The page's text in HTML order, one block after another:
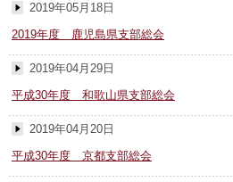
2019年05月18日
2019年度 鹿児島県支部総会
2019年04月29日
平成30年度 和歌山県支部総会
2019年04月20日
平成30年度 京都支部総会